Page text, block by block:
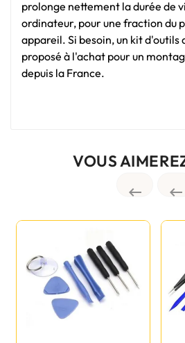
prolonge nettement la durée de
ordinateur, pour une fraction du
appareil. Si besoin, un kit d'outils
proposé à l'achat pour un
depuis la France.
VOUS
 